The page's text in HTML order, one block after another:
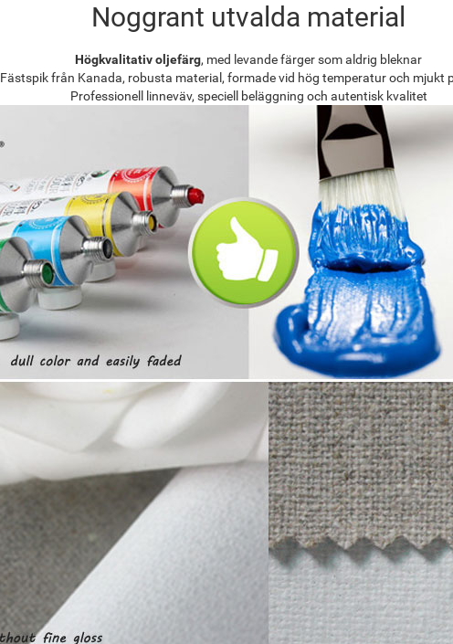
Noggrant utvalda material
Högkvalitativ oljefärg, med levande färger som aldrig bleknar
Fästspik från Kanada, robusta material, formade vid hög temperatur och mjukt
Professionell linneväv, speciell beläggning och autentisk kvalitet